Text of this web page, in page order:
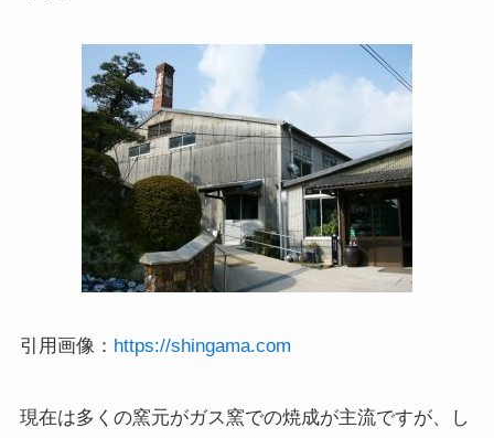
引用画像： https://shingama.com
現在は多くの窯元がガス窯での焼成が主流ですが、し